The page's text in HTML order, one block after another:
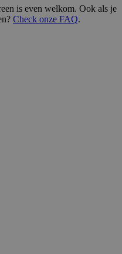
is even welkom. Ook als je
Check onze FAQ.